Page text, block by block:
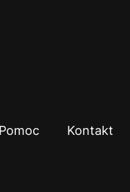
Pomoc Kontakt